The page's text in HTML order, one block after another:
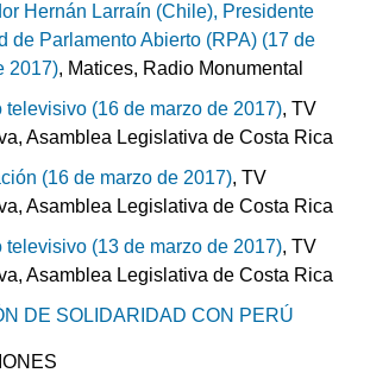
Hernán Larraín (Chile), Presidente
de Parlamento Abierto (RPA) (17 de
2017), Matices, Radio Monumental
televisivo (16 de marzo de 2017), TV
Asamblea Legislativa de Costa Rica
(16 de marzo de 2017), TV
Asamblea Legislativa de Costa Rica
televisivo (13 de marzo de 2017), TV
Asamblea Legislativa de Costa Rica
DE SOLIDARIDAD CON PERÚ